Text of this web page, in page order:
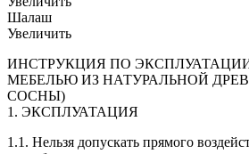
Шалаш
Увеличить
ИНСТРУКЦИЯ ПО
МЕБЕЛЬЮ ИЗ НАТУРАЛЬНОЙ
СОСНЫ)
1. ЭКСПЛУАТАЦИЯ
1.1. Нельзя допускать прямого